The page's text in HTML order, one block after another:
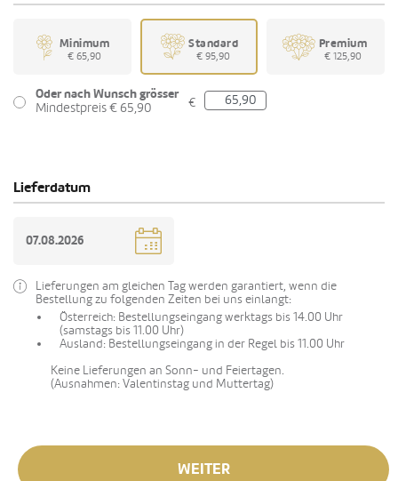
Minimum
€ 65,90
Standard
€ 95,90
Premium
€ 125,90
Oder nach Wunsch grösser
Mindestpreis € 65,90
€
Lieferdatum
Lieferungen am gleichen Tag werden garantiert, wenn die
Bestellung zu folgenden Zeiten bei uns einlangt:
Österreich: Bestellungseingang werktags bis 14.00 Uhr
(samstags bis 11.00 Uhr)
Ausland: Bestellungseingang in der Regel bis 11.00 Uhr
Keine Lieferungen an Sonn- und Feiertagen.
(Ausnahmen: Valentinstag und Muttertag)
WEITER